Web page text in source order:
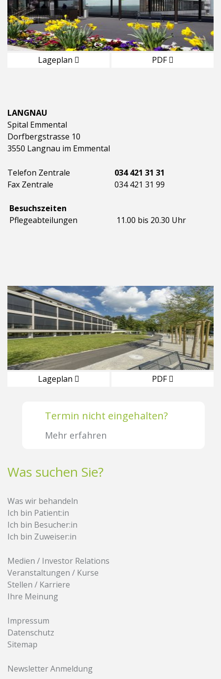
Lageplan PDF
LANGNAU
Spital Emmental
Dorfbergstrasse 10
3550 Langnau im Emmental
Telefon Zentrale
034 421 31 31
Fax Zentrale
034 421 31 99
Besuchszeiten
Pflegeabteilungen
11.00 bis 20.30 Uhr
Lageplan PDF
Termin nicht eingehalten?
Mehr erfahren
Was suchen Sie?
Was wir behandeln
Ich bin Patient:in
Ich bin Besucher:in
Ich bin Zuweiser:in
Medien / Investor Relations
Veranstaltungen / Kurse
Stellen / Karriere
Ihre Meinung
Impressum
Datenschutz
Sitemap
Newsletter Anmeldung